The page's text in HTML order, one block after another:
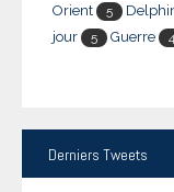
Orient
5
jour
5 Guerre 4
Derniers Tweets